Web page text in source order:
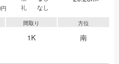
礼
なし
間取り
1K
方位
南